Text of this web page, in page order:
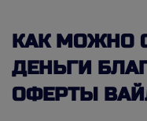
КАК МОЖНО
ДЕНЬГИ
ОФЕРТЫ